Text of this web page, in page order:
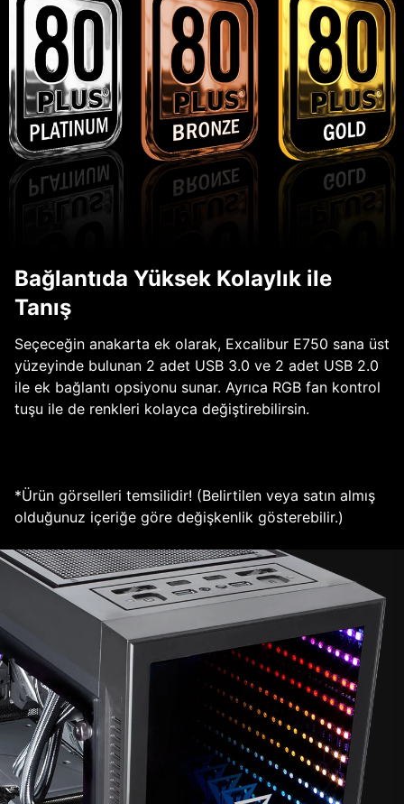
Bağlantıda Yüksek Kolaylık ile
Tanış
Seçeceğin anakarta ek olarak, Excalibur E750 sana üst
yüzeyinde bulunan 2 adet USB 3.0 ve 2 adet USB 2.0
ile ek bağlantı opsiyonu sunar. Ayrıca RGB fan kontrol
tuşu ile de renkleri kolayca değiştirebilirsin.
*Ürün görselleri temsilidir! (Belirtilen veya satın almış
olduğunuz içeriğe göre değişkenlik gösterebilir.)